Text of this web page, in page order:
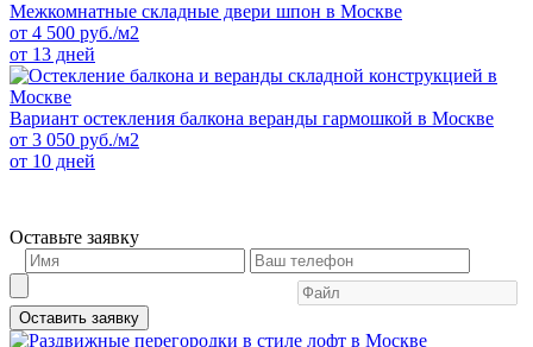
Межкомнатные складные двери шпон в Москве
от 4 500 руб./м2
от 13 дней
Вариант остекления балкона веранды гармошкой в Москве
от 3 050 руб./м2
от 10 дней
Оставьте заявку
Оставить заявку